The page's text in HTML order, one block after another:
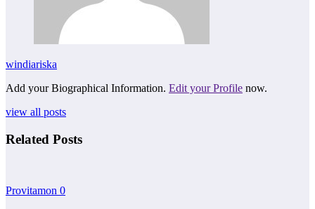
windiariska
Add your Biographical Information. Edit your Profile now.
view all posts
Related Posts
Provitamon 0